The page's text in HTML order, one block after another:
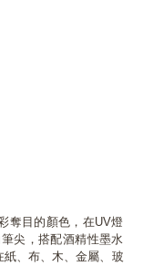
奪目的顏色，在UV燈
尖，搭配酒精性墨水
、布、木、金屬、玻